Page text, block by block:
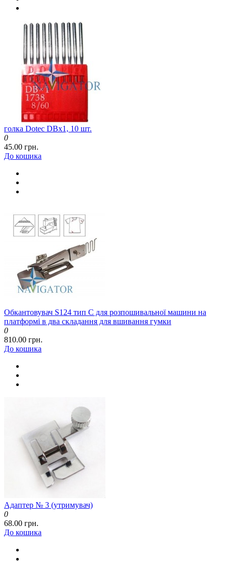
голка Dotec DBx1, 10 шт.
0
45.00 грн.
До кошика
Обкантовувач S124 тип C для розпошивальної машини на
платформі в два складання для вшивання гумки
0
810.00 грн.
До кошика
Адаптер № 3 (утримувач)
0
68.00 грн.
До кошика